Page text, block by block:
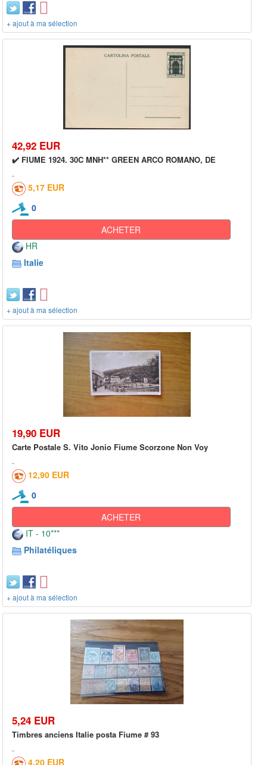
+ ajout à ma sélection
42,92 EUR
✔️ FIUME 1924. 30C MNH** GREEN ARCO ROMANO, DE
5,17 EUR
0
ACHETER
HR
Italie
+ ajout à ma sélection
19,90 EUR
Carte Postale S. Vito Jonio Fiume Scorzone Non Voy
12,90 EUR
0
ACHETER
IT - 10***
Philatéliques
+ ajout à ma sélection
5,24 EUR
Timbres anciens Italie posta Fiume # 93
4,20 EUR